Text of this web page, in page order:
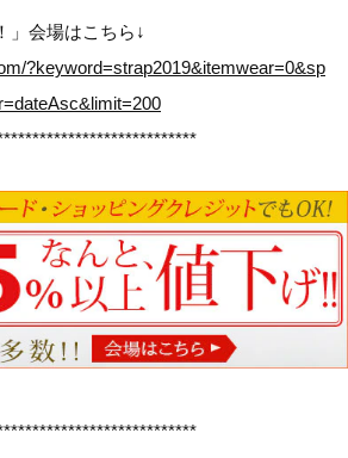
」会場はこちら↓
?keyword=strap2019&itemwear=0&sp